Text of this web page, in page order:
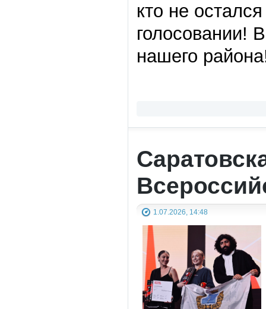
кто не
голосовании!
нашего
1.07.2026, 14:48